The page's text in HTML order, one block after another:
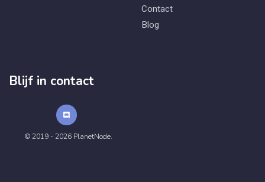
Contact
Blog
Blijf in contact
© 2019 - 2026 PlanetNode.